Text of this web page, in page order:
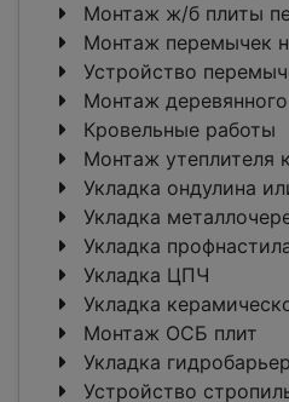
Монтаж ж/б плиты
Монтаж перемычек
Устройство
Монтаж
Кровельные работы
Монтаж утеплителя
Укладка ондулина
Укладка
Укладка
Укладка ЦПЧ
Укладка
Монтаж ОСБ плит
Укладка
Устройство